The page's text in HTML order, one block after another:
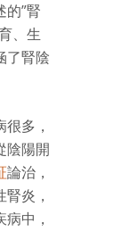
的”腎
、生
了腎陰
多，
陰陽開
論治，
炎，
中，